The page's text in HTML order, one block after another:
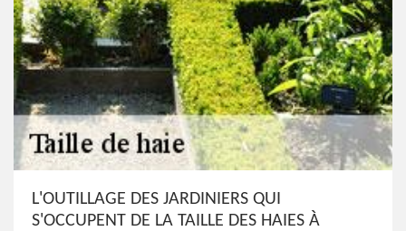
L'OUTILLAGE DES JARDINIERS QUI
S'OCCUPENT DE LA TAILLE DES HAIES À